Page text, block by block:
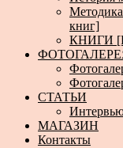
книг]
КНИГИ
СТАТЬИ
МАГАЗИН
Контакты